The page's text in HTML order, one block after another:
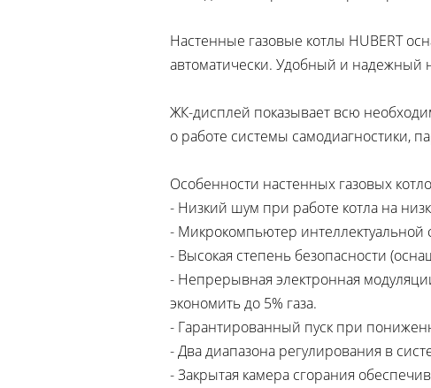
Настенные газовые котлы HUBERT
автоматически. Удобный и надежный
ЖК-дисплей показывает всю
о работе системы самодиагностики,
Особенности настенных газовых
- Низкий шум при работе котла на
- Микрокомпьютер интеллектуальной
- Высокая степень безопасности
- Непрерывная электронная
экономить до 5% газа.
- Гарантированный пуск при
- Два диапазона регулирования в
- Закрытая камера сгорания